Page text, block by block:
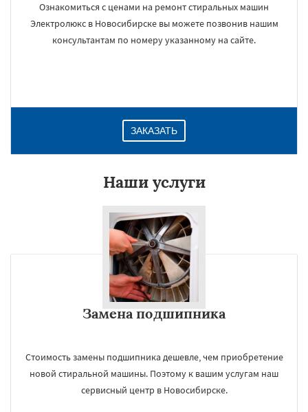
Ознакомиться с ценами на ремонт стиральных машин
Электролюкс в Новосибирске вы можете позвонив нашим
консультантам по номеру указанному на сайте.
ЗАКАЗАТЬ
Наши услуги
Замена подшипника
Стоимость замены подшипника дешевле, чем приобретение
новой стиральной машины. Поэтому к вашим услугам наш
сервисный центр в Новосибирске.